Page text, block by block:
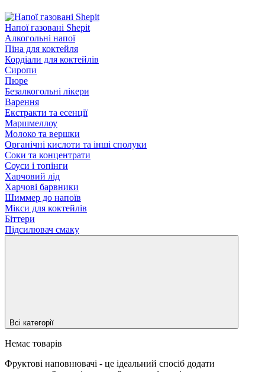
Напої газовані Shepit
Алкогольні напої
Піна для коктейля
Кордіали для коктейлів
Сиропи
Пюре
Безалкогольні лікери
Варення
Екстракти та есенції
Маршмеллоу
Молоко та вершки
Органічні кислоти та інші сполуки
Соки та концентрати
Соуси і топінги
Харчовий лід
Харчові барвники
Шиммер до напоїв
Мікси для коктейлів
Біттери
Підсилювач смаку
Всі категорії
Немає товарів
Фруктові наповнювачі - це ідеальний спосіб додати